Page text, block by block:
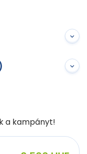
a kampányt!